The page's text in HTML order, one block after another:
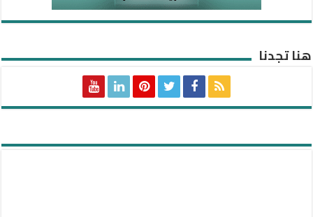
هنا تجدنا